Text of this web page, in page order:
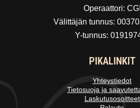
Operaattori: CGI
Välittäjän tunnus:
Y-tunnus:
PIKALINKIT
Yhteystiedot
Tietosuoja ja
Laskutusosoitteet